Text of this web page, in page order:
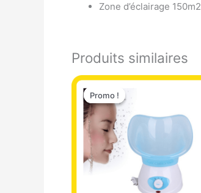
Zone d’éclairage 150m2
Produits similaires
Promo !
Promo !
Le
prix
initial
était :
18.000 CFA.
Le
8.500 CFA.